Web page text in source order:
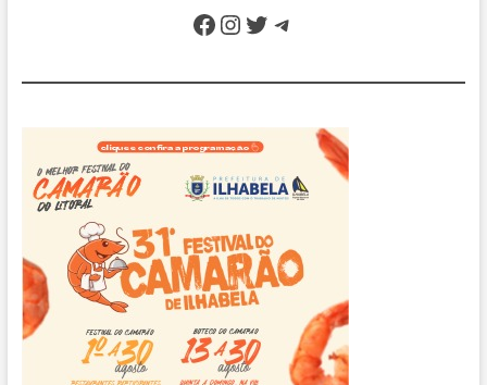
Facebook
Instagram
Twitter
Telegram